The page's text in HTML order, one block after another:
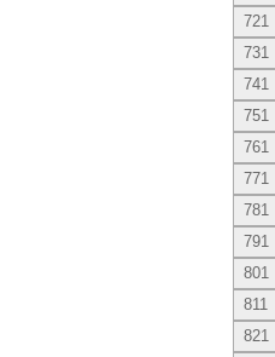
721
731
741
751
761
771
781
791
801
811
821